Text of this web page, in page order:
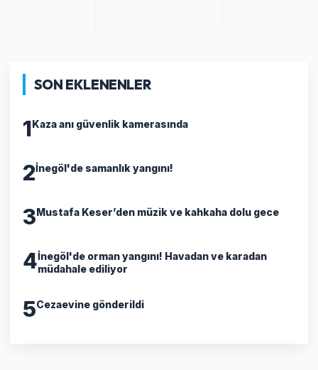
SON EKLENENLER
1Kaza anı güvenlik kamerasında
2İnegöl'de samanlık yangını!
3Mustafa Keser’den müzik ve kahkaha dolu gece
4İnegöl'de orman yangını! Havadan ve karadan
müdahale ediliyor
5Cezaevine gönderildi